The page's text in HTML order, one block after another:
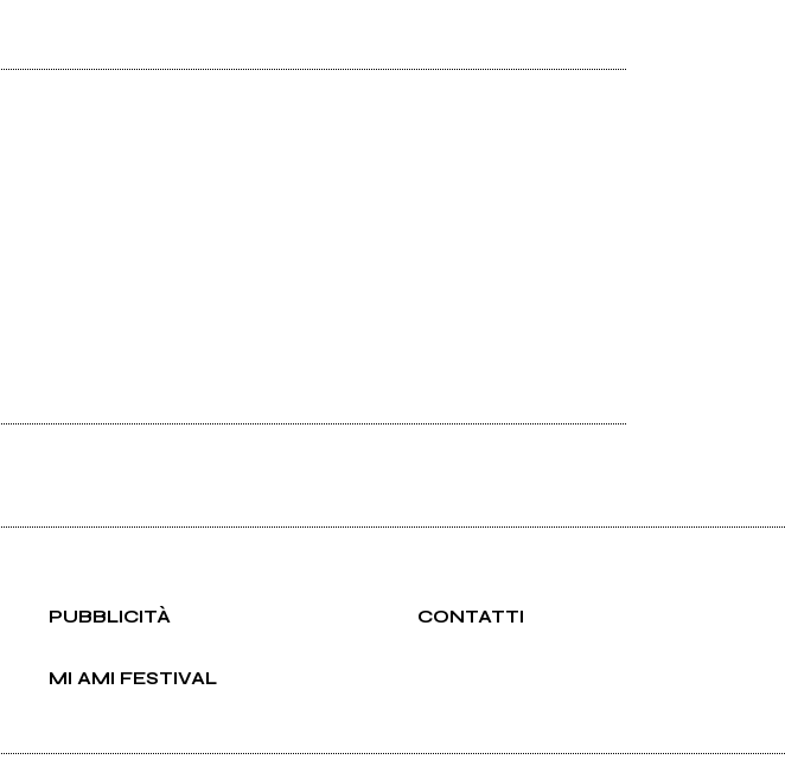
PUBBLICITÀ CONTATTI
MI AMI FESTIVAL